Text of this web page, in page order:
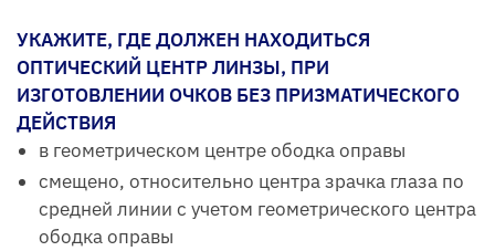
УКАЖИТЕ, ГДЕ ДОЛЖЕН НАХОДИТЬСЯ
ОПТИЧЕСКИЙ ЦЕНТР ЛИНЗЫ, ПРИ
ИЗГОТОВЛЕНИИ ОЧКОВ БЕЗ ПРИЗМАТИЧЕСКОГО
ДЕЙСТВИЯ
в геометрическом центре ободка оправы
смещено, относительно центра зрачка глаза по
средней линии с учетом геометрического центра
ободка оправы